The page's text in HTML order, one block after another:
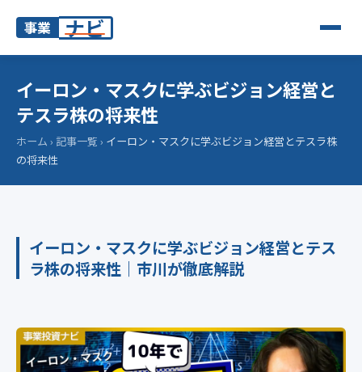
事業 ナビ
イーロン・マスクに学ぶビジョン経営と
テスラ株の将来性
ホーム › 記事一覧 › イーロン・マスクに学ぶビジョン経営とテスラ株
の将来性
イーロン・マスクに学ぶビジョン経営とテス
ラ株の将来性 ｜市川が徹底解説